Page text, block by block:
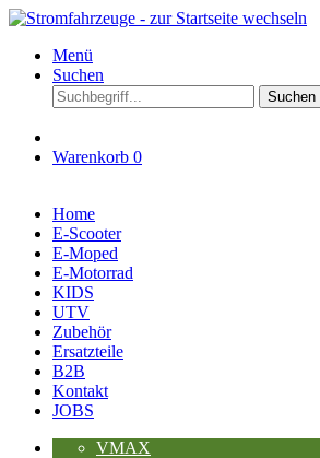
Menü
Suchen
Suchen
Warenkorb 0
Home
E-Scooter
E-Moped
E-Motorrad
KIDS
UTV
Zubehör
Ersatzteile
B2B
Kontakt
JOBS
VMAX